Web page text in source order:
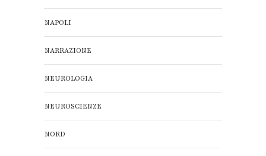
NAPOLI
NARRAZIONE
NEUROLOGIA
NEUROSCIENZE
NORD